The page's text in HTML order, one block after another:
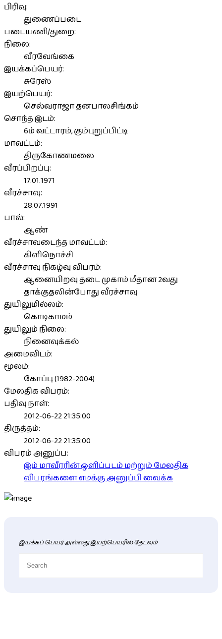
பிரிவு:
துணைப்படை
படையணி/துறை:
நிலை:
வீரவேங்கை
இயக்கப்பெயர்:
சுரேஸ்
இயற்பெயர்:
செல்வராஜா தனபாலசிங்கம்
சொந்த இடம்:
6ம் வட்டாரம், கும்புறுப்பிட்டி
மாவட்டம்:
திருகோணமலை
வீரப்பிறப்பு:
17.01.1971
வீரச்சாவு:
28.07.1991
பால்:
ஆண்
வீரச்சாவடைந்த மாவட்டம்:
கிளிநொச்சி
வீரச்சாவு நிகழ்வு விபரம்:
ஆனையிறவு தடை முகாம் மீதான 2வது
தாக்குதலின்போது வீரச்சாவு
துயிலுமில்லம்:
கொடிகாமம்
துயிலும் நிலை:
நினைவுக்கல்
அமைவிடம்:
மூலம்:
கோப்பு (1982-2004)
மேலதிக விபரம்:
பதிவு நாள்:
2012-06-22 21:35:00
திருத்தம்:
2012-06-22 21:35:00
விபரம் அனுப்ப:
இம் மாவீரரின் ஒளிப்படம் மற்றும் மேலதிக
விபரங்களை எமக்கு அனுப்பி வைக்க
இயக்கப் பெயர் அல்லது இயற்பெயரில் தேடவும்